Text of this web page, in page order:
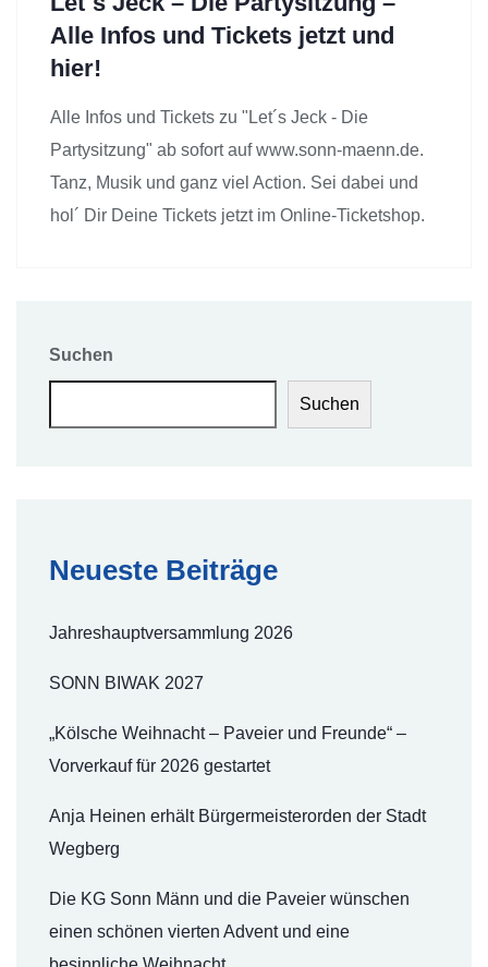
Alle Infos und Tickets jetzt und
hier!
Alle Infos und Tickets zu "Let´s Jeck - Die
Partysitzung" ab sofort auf www.sonn-maenn.de.
Tanz, Musik und ganz viel Action. Sei dabei und
hol´ Dir Deine Tickets jetzt im Online-Ticketshop.
Suchen
Suchen
Neueste Beiträge
Jahreshauptversammlung 2026
SONN BIWAK 2027
„Kölsche Weihnacht – Paveier und Freunde“ –
Vorverkauf für 2026 gestartet
Anja Heinen erhält Bürgermeisterorden der Stadt
Wegberg
Die KG Sonn Männ und die Paveier wünschen
einen schönen vierten Advent und eine